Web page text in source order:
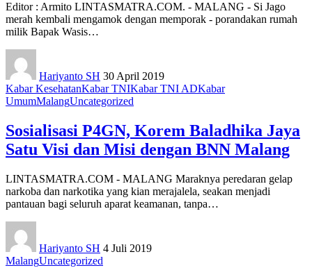
Editor : Armito LINTASMATRA.COM. - MALANG - Si Jago
merah kembali mengamok dengan memporak - porandakan rumah
milik Bapak Wasis…
Hariyanto SH 30 April 2019
Kabar KesehatanKabar TNIKabar TNI ADKabar
UmumMalangUncategorized
Sosialisasi P4GN, Korem Baladhika Jaya
Satu Visi dan Misi dengan BNN Malang
LINTASMATRA.COM - MALANG Maraknya peredaran gelap
narkoba dan narkotika yang kian merajalela, seakan menjadi
pantauan bagi seluruh aparat keamanan, tanpa…
Hariyanto SH 4 Juli 2019
MalangUncategorized